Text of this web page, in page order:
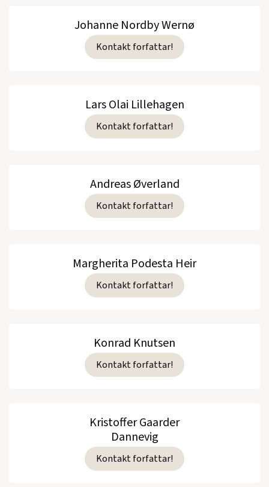
Johanne Nordby Wernø
Kontakt forfattar!
Lars Olai Lillehagen
Kontakt forfattar!
Andreas Øverland
Kontakt forfattar!
Margherita Podesta Heir
Kontakt forfattar!
Konrad Knutsen
Kontakt forfattar!
Kristoffer Gaarder
Dannevig
Kontakt forfattar!